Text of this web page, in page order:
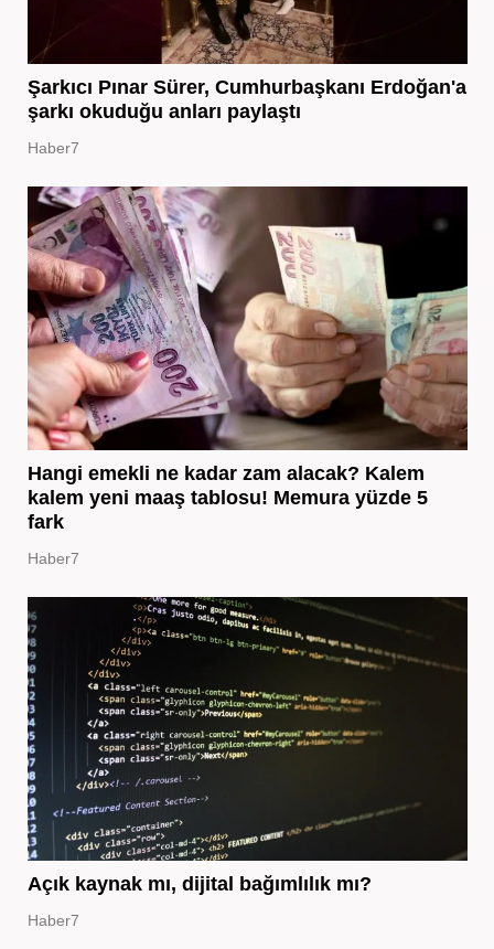
Şarkıcı Pınar Sürer, Cumhurbaşkanı Erdoğan'a
şarkı okuduğu anları paylaştı
Haber7
Hangi emekli ne kadar zam alacak? Kalem
kalem yeni maaş tablosu! Memura yüzde 5
fark
Haber7
Açık kaynak mı, dijital bağımlılık mı?
Haber7